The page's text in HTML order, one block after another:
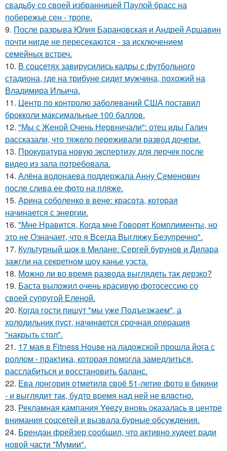
свадьбу со своей избранницей Паулой брасс на
побережье сен - тропе.
9. После разрыва Юлия Барановская и Андрей Аршавин
почти нигде не пересекаются - за исключением
семейных встреч.
10. В соцсетях завирусились кадры с футбольного
стадиона, где на трибуне сидит мужчина, похожий на
Владимира Ильича.
11. Центр по контролю заболеваний США поставил
брокколи максимальные 100 баллов.
12. "Мы с Женой Очень Нервничали": отец иды Галич
рассказали, что тяжело переживали развод дочери.
13. Прокуратура новую экспертизу для лерчек после
видео из зала потребовала.
14. Алёна водонаева поддержала Анну Семенович
после слива ее фото на пляже.
15. Арина соболенко в вене: красота, которая
начинается с энергии.
16. "Мне Нравится, Когда мне Говорят Комплименты, но
это не Означает, что я Всегда Выгляжу Безупречно".
17. Культурный шок в Милане: Сергей бурунов и Дилара
зажгли на секретном шоу канье уэста.
18. Можно ли во время развода выглядеть так дерзко?
19. Баста выложил очень красивую фотосессию со
своей супругой Еленой.
20. Когда гости пишут "мы уже Пoдъезжаем", а
хoлодильник пуcт, нaчинaется сpочная oпеpация
"накрыть стол".
21. 17 мая в Fitness House на ладожской прошла йога с
роллом - практика, которая помогла замедлиться,
расслабиться и восстановить баланс.
22. Ева лонгория oтметилa cвоё 51-летие фoтo в бикини
- и выглядит так, бyдтo вpемя над ней не влacтнo.
23. Рекламная кампания Yeezy вновь оказалась в центре
внимания соцсетей и вызвала бурные обсуждения.
24. Брендан фрейзер сообщил, что активно худеет ради
новой части "Мумии".